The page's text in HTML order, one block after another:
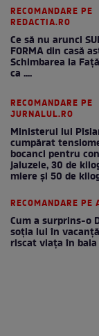
RECOMANDARE PE
REDACTIA.RO
Ce să nu arunci
FORMA din casă
Schimbarea la
ca ....
RECOMANDARE PE
JURNALUL.RO
Ministerul lui
cumpărat
bocanci pentru
jaluzele, 30 de
miere și 50 de
RECOMANDARE PE
Cum a surprins-o
soția lui în
riscat viața în